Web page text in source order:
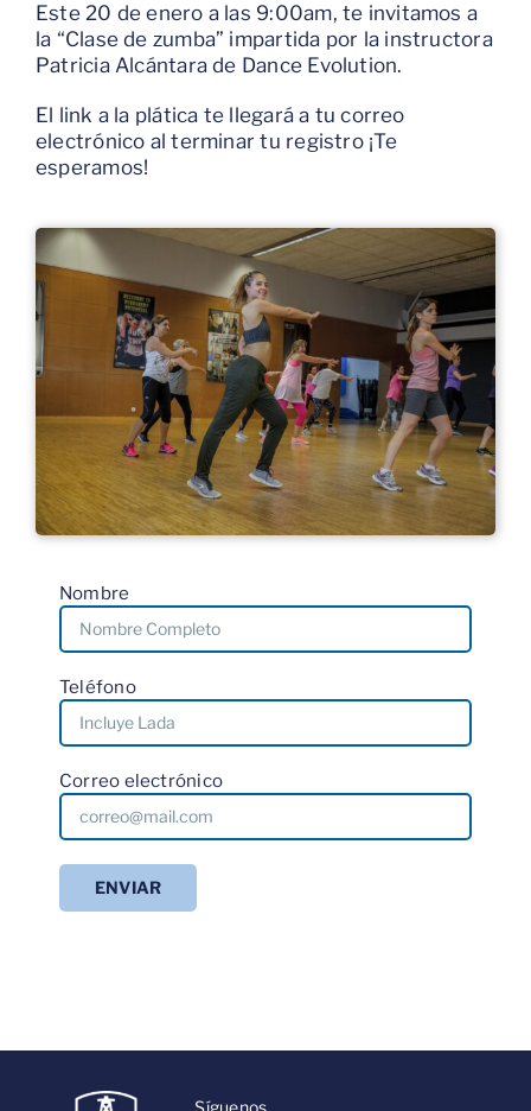
Este 20 de enero a las 9:00am, te invitamos a
la “Clase de zumba” impartida por la instructora
Patricia Alcántara de Dance Evolution.
El link a la plática te llegará a tu correo
electrónico al terminar tu registro ¡Te
esperamos!
Nombre
Teléfono
Correo electrónico
Síguenos